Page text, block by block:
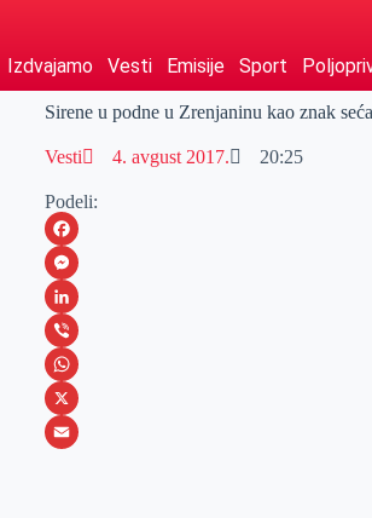
Izdvajamo Vesti Emisije Sport
Sirene u podne u Zrenjaninu kao znak
Vesti 4. avgust 2017. 20:25
Podeli:
F
a
c
e
b
o
M
e
s
s
e
L
i
n
k
V
i
b
W
h
X